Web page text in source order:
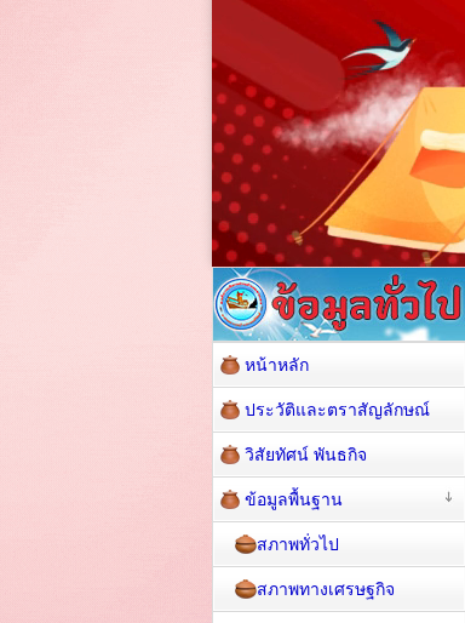
หน้าหลัก
ประวัติและตราสัญลักษณ์
วิสัยทัศน์ พันธกิจ
ข้อมูลพื้นฐาน
สภาพทั่วไป
สภาพทางเศรษฐกิจ